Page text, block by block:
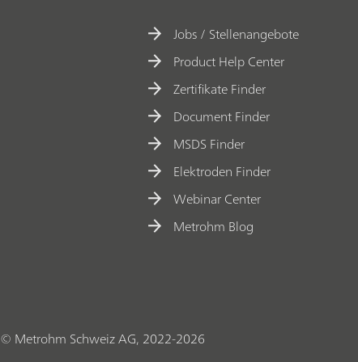
C
M
Jobs / Stellenangebote
Product Help Center
Zertifikate Finder
Document Finder
MSDS Finder
Elektroden Finder
Webinar Center
Metrohm Blog
© Metrohm Schweiz AG, 2022-2026